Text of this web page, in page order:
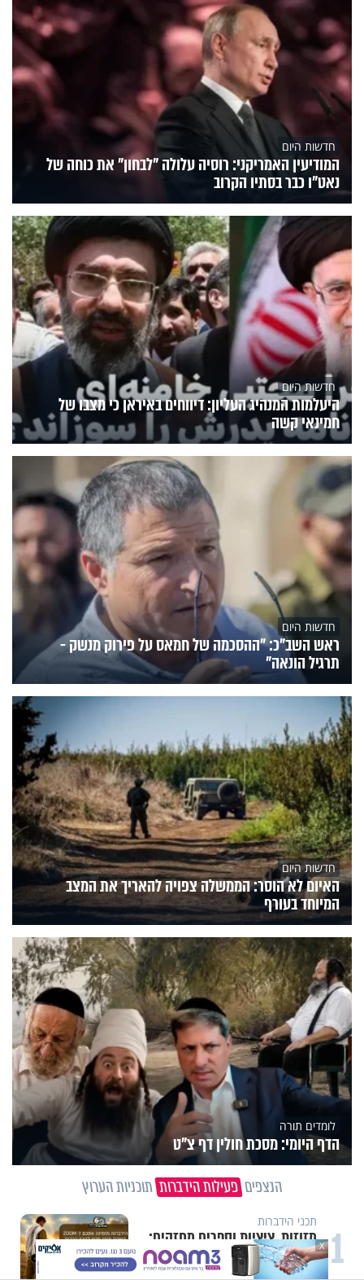
חדשות היום
המודיעין האמריקני: רוסיה עלולה "לבחון" את כוחה של
נאט"ו כבר בסתיו הקרוב
חדשות היום
היעלמות המנהיג העליון: דיווחים באיראן כי מצבו של
חמינאי קשה
חדשות היום
ראש השב"כ: "ההסכמה של חמאס על פירוק מנשק -
תרגיל הונאה"
חדשות היום
האיום לא הוסר: הממשלה צפויה להאריך את המצב
המיוחד בעורף
לומדים תורה
הדף היומי: מסכת חולין דף צ"ט
הנצפים פעילות הידברות תוכניות הערוץ
1 תכני הידברות
מזוזות, ציציות וספרים מחזקים:
המיזם שיביא שמירה רוחנית לאלפי
X